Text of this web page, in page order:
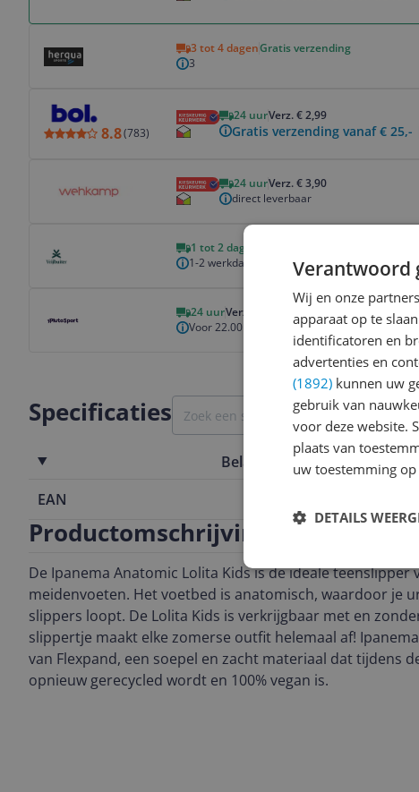
3 tot 4 dagenGratis verzending
3
8.8(783)
24 uurVerz. € 2,99
Gratis verzending vanaf €
24 uurVerz. € 3,90
direct leverbaar
1 tot 2 dagen
1-2 werkdagen
24 uurVerz. € 5,95
Voor 22.00 uur besteld, morgen in huis
Specificaties
Belangrijkste kenmerken
EAN
Productomschrijving
De Ipanema Anatomic Lolita Kids is de ideale teenslipper
meidenvoeten. Het voetbed is anatomisch, waardoor je
slippers loopt. De Lolita Kids is verkrijgbaar met en
slippertje maakt elke zomerse outfit helemaal af!
van Flexpand, een soepel en zacht materiaal dat tijdens
opnieuw gerecycled wordt en 100% vegan is.
Verantwoord
Wij en onze
apparaat op te
identificatoren en
advertenties en
(1892) kunnen uw
gebruik van
voor deze website.
plaats van
uw toestemming
DETAILS